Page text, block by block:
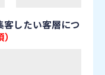
客したい客層につ